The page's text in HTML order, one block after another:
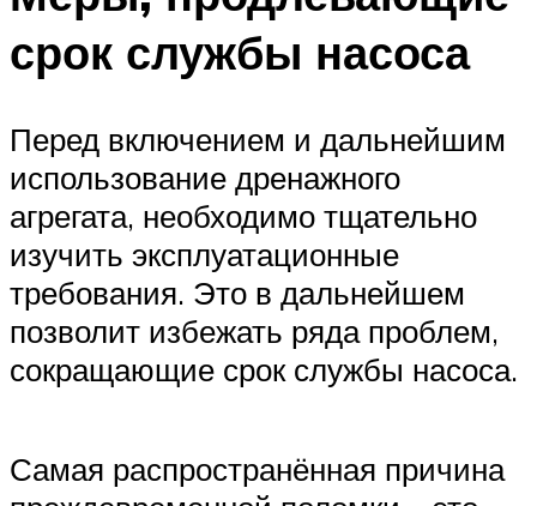
срок службы насоса
Перед включением и дальнейшим
использование дренажного
агрегата, необходимо тщательно
изучить эксплуатационные
требования. Это в дальнейшем
позволит избежать ряда проблем,
сокращающие срок службы насоса.
Самая распространённая причина